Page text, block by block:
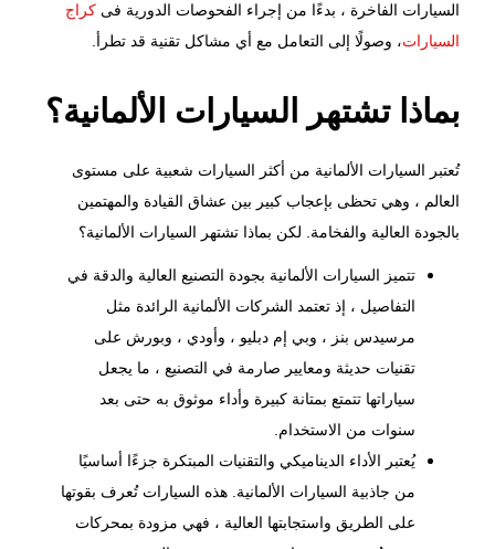
السيارات الفاخرة ، بدءًا من إجراء الفحوصات الدورية فى كراج
السيارات، وصولًا إلى التعامل مع أي مشاكل تقنية قد تطرأ.
بماذا تشتهر السيارات الألمانية؟
تُعتبر السيارات الألمانية من أكثر السيارات شعبية على مستوى
العالم ، وهي تحظى بإعجاب كبير بين عشاق القيادة والمهتمين
بالجودة العالية والفخامة. لكن بماذا تشتهر السيارات الألمانية؟
تتميز السيارات الألمانية بجودة التصنيع العالية والدقة في
التفاصيل ، إذ تعتمد الشركات الألمانية الرائدة مثل
مرسيدس بنز ، وبي إم دبليو ، وأودي ، وبورش على
تقنيات حديثة ومعايير صارمة في التصنيع ، ما يجعل
سياراتها تتمتع بمتانة كبيرة وأداء موثوق به حتى بعد
سنوات من الاستخدام.
يُعتبر الأداء الديناميكي والتقنيات المبتكرة جزءًا أساسيًا
من جاذبية السيارات الألمانية. هذه السيارات تُعرف بقوتها
على الطريق واستجابتها العالية ، فهي مزودة بمحركات